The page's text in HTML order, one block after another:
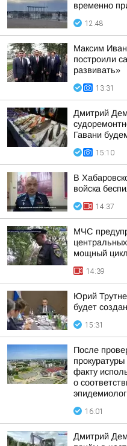
временно
12:48
Максим
построили
развивать»
13:31
Дмитрий
Гавани
15:10
В
войска
14:37
МЧС
мощный
14:39
Юрий
будет
15:31
После
факту
о
16:01
Дмитрий